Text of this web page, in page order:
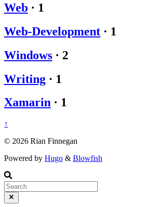
Web · 1
Web-Development · 1
Windows · 2
Writing · 1
Xamarin · 1
↑
© 2026 Rian Finnegan
Powered by Hugo & Blowfish